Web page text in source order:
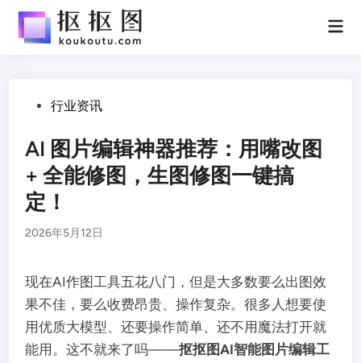
Skip
content
Posted行业资讯
AI 图片编辑神器推荐：用嘴改图
+ 全能修图，生图修图一键搞
定！
2026年5月12日
现在AI作图工具五花八门，但是大多数要么出图效
果不佳，要么收费昂贵、操作复杂。很多人想要使
用优质大模型、还要操作简单、还不用魔法打开就
能用。这不就来了吗——抠抠图AI智能图片编辑工